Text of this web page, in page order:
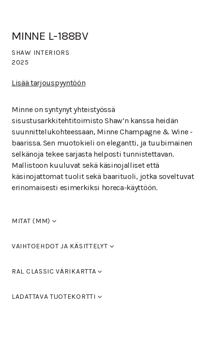
MINNE L-188BV
SHAW INTERIORS
2025
Lisää tarjouspyyntöön
Minne on syntynyt yhteistyössä
sisustusarkkitehtitoimisto Shaw’n kanssa heidän
suunnittelukohteessaan, Minne Champagne & Wine -
baarissa. Sen muotokieli on elegantti, ja tuubimainen
selkänoja tekee sarjasta helposti tunnistettavan.
Mallistoon kuuluvat sekä käsinojalliset että
käsinojattomat tuolit sekä baarituoli, jotka soveltuvat
erinomaisesti esimerkiksi horeca-käyttöön.
MITAT (MM)
Syvyys560
Istuinkorkeus660/760
VAIHTOEHDOT JA KÄSITTELYT
Pulverimaalattu
RAL CLASSIC VÄRIKARTTA
9006 vaalea harmaa ja RAL 9007 tumman harmaa. Voit
LADATTAVA TUOTEKORTTI